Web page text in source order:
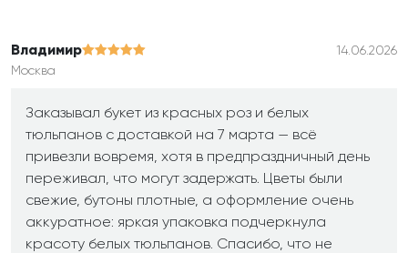
Владимир
14.06.2026
Москва
Заказывал букет из красных роз и белых
тюльпанов с доставкой на 7 марта — всё
привезли вовремя, хотя в предпраздничный день
переживал, что могут задержать. Цветы были
свежие, бутоны плотные, а оформление очень
аккуратное: яркая упаковка подчеркнула
красоту белых тюльпанов. Спасибо, что не